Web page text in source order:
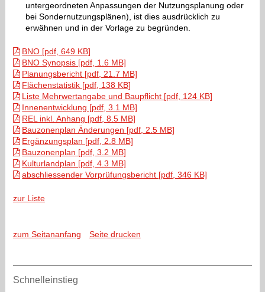
untergeordneten Anpassungen der Nutzungsplanung oder
bei Sondernutzungsplänen), ist dies ausdrücklich zu
erwähnen und in der Vorlage zu begründen.
BNO [pdf, 649 KB]
BNO Synopsis [pdf, 1.6 MB]
Planungsbericht [pdf, 21.7 MB]
Flächenstatistik [pdf, 138 KB]
Liste Mehrwertangabe und Baupflicht [pdf, 124 KB]
Innenentwicklung [pdf, 3.1 MB]
REL inkl. Anhang [pdf, 8.5 MB]
Bauzonenplan Änderungen [pdf, 2.5 MB]
Ergänzungsplan [pdf, 2.8 MB]
Bauzonenplan [pdf, 3.2 MB]
Kulturlandplan [pdf, 4.3 MB]
abschliessender Vorprüfungsbericht [pdf, 346 KB]
zur Liste
zum Seitananfang Seite drucken
Sidebar
Schnelleinstieg